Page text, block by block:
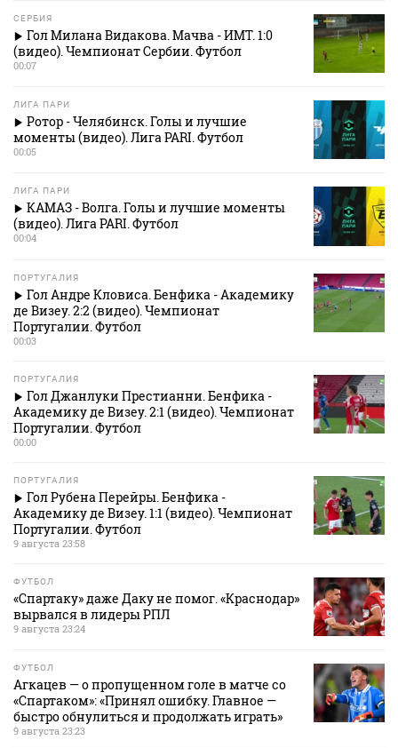
СЕРБИЯ
Гол Милана Видакова. Мачва - ИМТ. 1:0
(видео). Чемпионат Сербии. Футбол
00:07
ЛИГА ПАРИ
Ротор - Челябинск. Голы и лучшие
моменты (видео). Лига PARI. Футбол
00:05
ЛИГА ПАРИ
КАМАЗ - Волга. Голы и лучшие моменты
(видео). Лига PARI. Футбол
00:04
ПОРТУГАЛИЯ
Гол Андре Кловиса. Бенфика - Академику
де Визеу. 2:2 (видео). Чемпионат
Португалии. Футбол
00:03
ПОРТУГАЛИЯ
Гол Джанлуки Престианни. Бенфика -
Академику де Визеу. 2:1 (видео). Чемпионат
Португалии. Футбол
00:00
ПОРТУГАЛИЯ
Гол Рубена Перейры. Бенфика -
Академику де Визеу. 1:1 (видео). Чемпионат
Португалии. Футбол
9 августа 23:58
ФУТБОЛ
«Спартаку» даже Даку не помог. «Краснодар»
вырвался в лидеры РПЛ
9 августа 23:24
ФУТБОЛ
Агкацев — о пропущенном голе в матче со
«Спартаком»: «Принял ошибку. Главное —
быстро обнулиться и продолжать играть»
9 августа 23:23